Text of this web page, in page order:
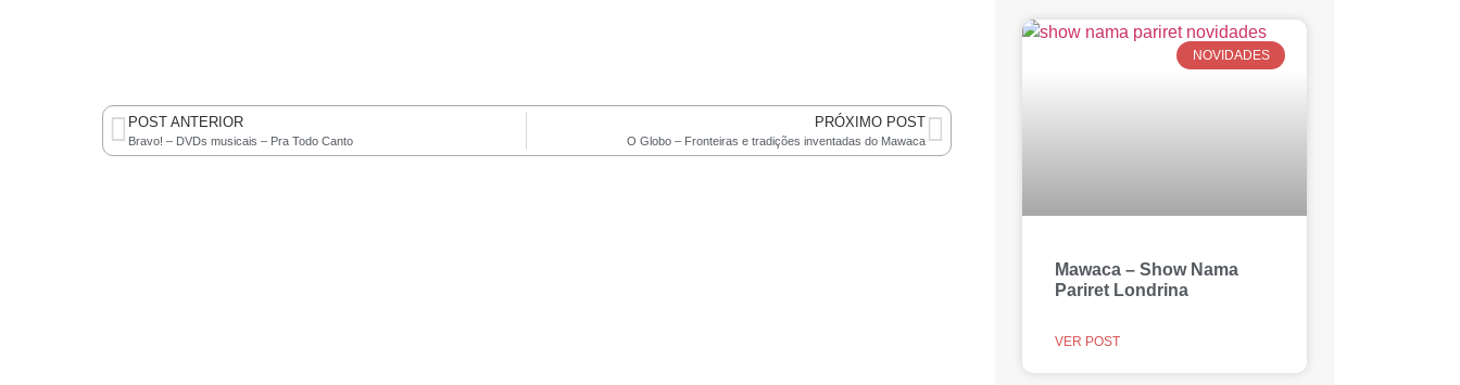
POST ANTERIOR
Bravo! – DVDs musicais – Pra Todo Canto
PRÓXIMO POST
O Globo – Fronteiras e tradições inventadas do Mawaca
NOVIDADES
Mawaca – Show Nama
Pariret Londrina
VER POST